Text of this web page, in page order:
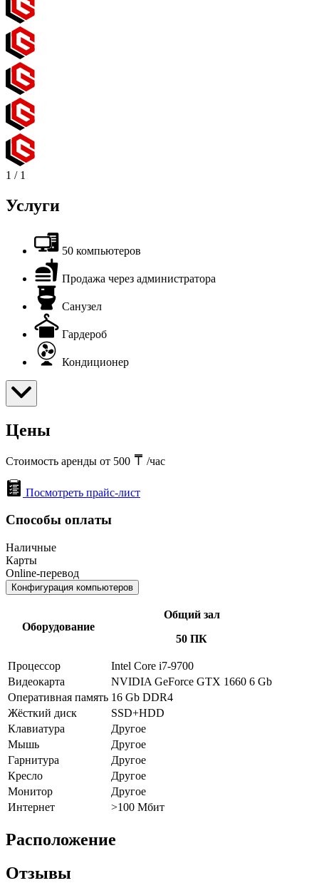
1 / 1
Услуги
50 компьютеров
Продажа через администратора
Санузел
Гардероб
Кондиционер
Цены
Стоимость аренды от 500 /час
Посмотреть прайс-лист
Способы оплаты
Наличные
Карты
Online-перевод
Конфигурация компьютеров
Оборудование
Общий зал
50 ПК
Процессор
Intel Core i7-9700
Видеокарта
NVIDIA GeForce GTX 1660 6 Gb
Оперативная память 16 Gb DDR4
Жёсткий диск
SSD+HDD
Клавиатура
Другое
Мышь
Другое
Гарнитура
Другое
Кресло
Другое
Монитор
Другое
Интернет
>100 Мбит
Расположение
Отзывы